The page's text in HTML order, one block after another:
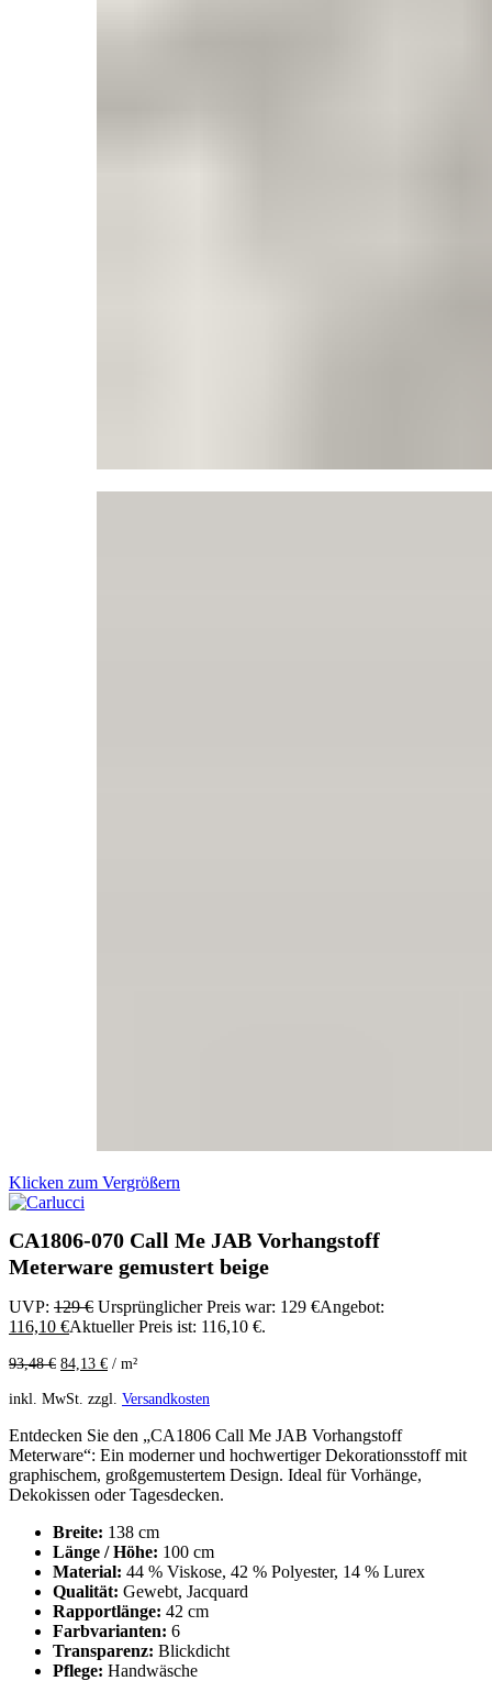
Klicken zum Vergrößern
CA1806-070 Call Me JAB Vorhangstoff
Meterware gemustert beige
UVP: 129€ Ursprünglicher Preis war: 129 €Angebot:
116,10 €Aktueller Preis ist: 116,10 €.
93,48€ 84,13 € / m²
inkl. MwSt. zzgl. Versandkosten
Entdecken Sie den „CA1806 Call Me JAB Vorhangstoff
Meterware“: Ein moderner und hochwertiger Dekorationsstoff mit
graphischem, großgemustertem Design. Ideal für Vorhänge,
Dekokissen oder Tagesdecken.
Breite: 138 cm
Länge / Höhe: 100 cm
Material: 44 % Viskose, 42 % Polyester, 14 % Lurex
Qualität: Gewebt, Jacquard
Rapportlänge: 42 cm
Farbvarianten: 6
Transparenz: Blickdicht
Pflege: Handwäsche